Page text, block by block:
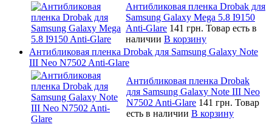
Антибликовая пленка Drobak для
Samsung Galaxy Mega 5.8 I9150
Anti-Glare 141 грн. Товар есть в
наличии В корзину
Антибликовая пленка Drobak для Samsung Galaxy Note
III Neo N7502 Anti-Glare
Антибликовая пленка Drobak
для Samsung Galaxy Note III Neo
N7502 Anti-Glare 141 грн. Товар
есть в наличии В корзину